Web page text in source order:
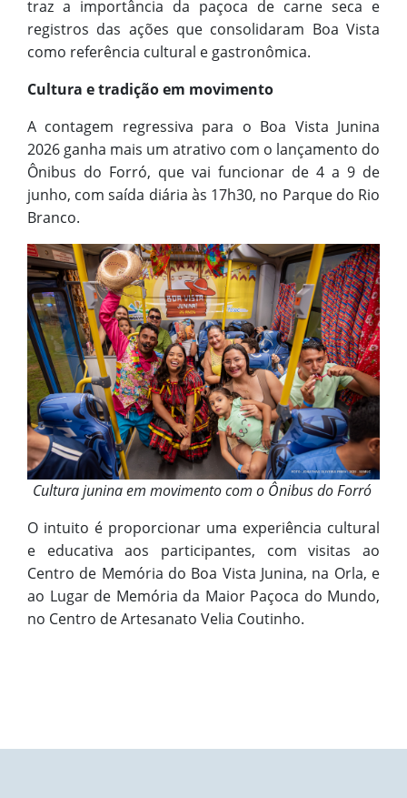
traz a importância da paçoca de carne seca e
registros das ações que consolidaram Boa Vista
como referência cultural e gastronômica.
Cultura e tradição em movimento
A contagem regressiva para o Boa Vista Junina
2026 ganha mais um atrativo com o lançamento do
Ônibus do Forró, que vai funcionar de 4 a 9 de
junho, com saída diária às 17h30, no Parque do Rio
Branco.
Cultura junina em movimento com o Ônibus do Forró
O intuito é proporcionar uma experiência cultural
e educativa aos participantes, com visitas ao
Centro de Memória do Boa Vista Junina, na Orla, e
ao Lugar de Memória da Maior Paçoca do Mundo,
no Centro de Artesanato Velia Coutinho.